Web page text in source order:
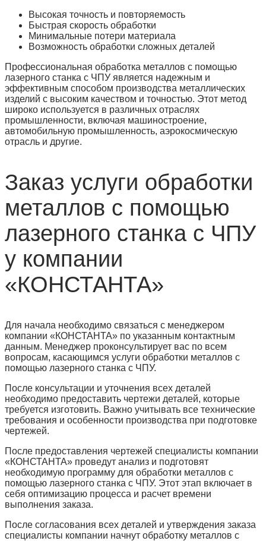
Высокая точность и повторяемость
Быстрая скорость обработки
Минимальные потери материала
Возможность обработки сложных деталей
Профессиональная обработка металлов с помощью
лазерного станка с ЧПУ является надежным и
эффективным способом производства металлических
изделий с высоким качеством и точностью. Этот метод
широко используется в различных отраслях
промышленности, включая машиностроение,
автомобильную промышленность, аэрокосмическую
отрасль и другие.
Заказ услуги обработки
металлов с помощью
лазерного станка с ЧПУ
у компании
«КОНСТАНТА»
Для начала необходимо связаться с менеджером
компании «КОНСТАНТА» по указанным контактным
данным. Менеджер проконсультирует вас по всем
вопросам, касающимся услуги обработки металлов с
помощью лазерного станка с ЧПУ.
После консультации и уточнения всех деталей
необходимо предоставить чертежи деталей, которые
требуется изготовить. Важно учитывать все технические
требования и особенности производства при подготовке
чертежей.
После предоставления чертежей специалисты компании
«КОНСТАНТА» проведут анализ и подготовят
необходимую программу для обработки металлов с
помощью лазерного станка с ЧПУ. Этот этап включает в
себя оптимизацию процесса и расчет времени
выполнения заказа.
После согласования всех деталей и утверждения заказа
специалисты компании начнут обработку металлов с